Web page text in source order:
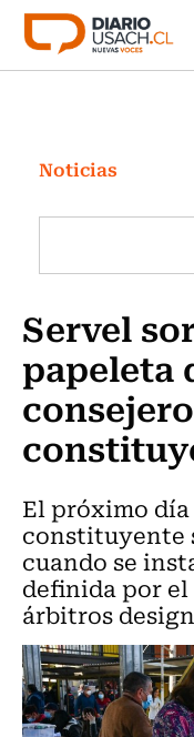
Click acá para ir
Investigación
Cultura
Programas
Noticias
Servel
papeleta
El próximo
constituyente
cuando se
definida por el
árbitros